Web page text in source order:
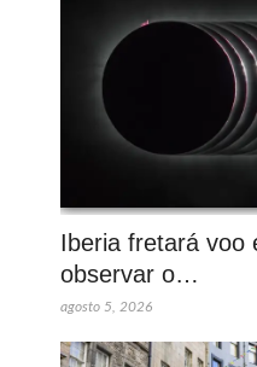
Iberia fretará voo
observar o…
agosto 5, 2026